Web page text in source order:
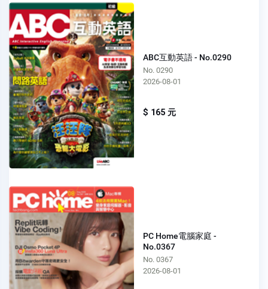
ABC互動英語 - No.0290
No. 0290
2026-08-01
$ 165 元
PC Home電腦家庭 -
No.0367
No. 0367
2026-08-01